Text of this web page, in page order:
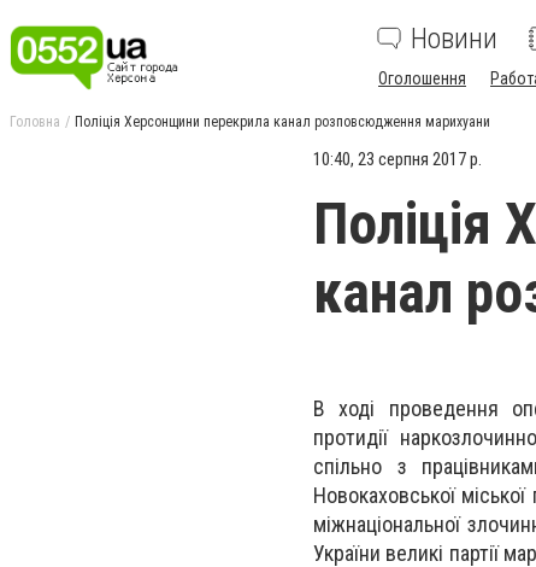
Новини
Оголошення
Головна Поліція Херсонщини перекрила канал розповсюдження марихуани
10:40, 23 серпня 2017 р.
Поліція
канал
В ході проведення
протидії
спільно з
Новокаховської
міжнаціональної
України великі партії